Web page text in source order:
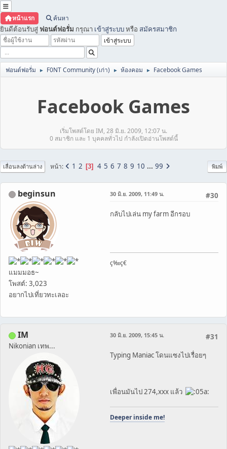
หน้าแรก ค้นหา
ยินดีต้อนรับสู่ ฟอนต์ฟอรั่ม กรุณา เข้าสู่ระบบหรือ สมัครสมาชิก
ฟอนต์ฟอรั่ม ► F0NT Community (เก่า) ► ห้องคอม ► Facebook Games
Facebook Games
เริ่มโพสต์โดย IM, 28 มิ.ย. 2009, 12:07 น.
0 สมาชิก และ 1 บุคคลทั่วไป กำลังเปิดอ่านโพสต์นี้
พิมพ์
เลื่อนลงด้านล่าง หน้า 1 2 3 4 5 6 7 8 9 10 ... 99
beginsun
แมมมอธ~
โพสต์: 3,023
อยากไปเที่ยวทะเลอะ
#30
30 มิ.ย. 2009, 11:49 น.
กลับไปเล่น my farm อีกรอบ
ç­‰ç€
IM
Nikonian เทพ...
#31
30 มิ.ย. 2009, 15:45 น.
Typing Maniac โดนแซงไปเรื่อยๆ
เพื่อนมันไป 274,xxx แล้ว
Deeper inside me!